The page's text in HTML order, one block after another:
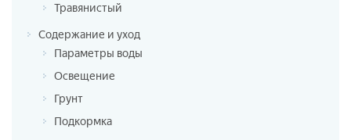
Травянистый
Содержание и уход
Параметры воды
Освещение
Грунт
Подкормка